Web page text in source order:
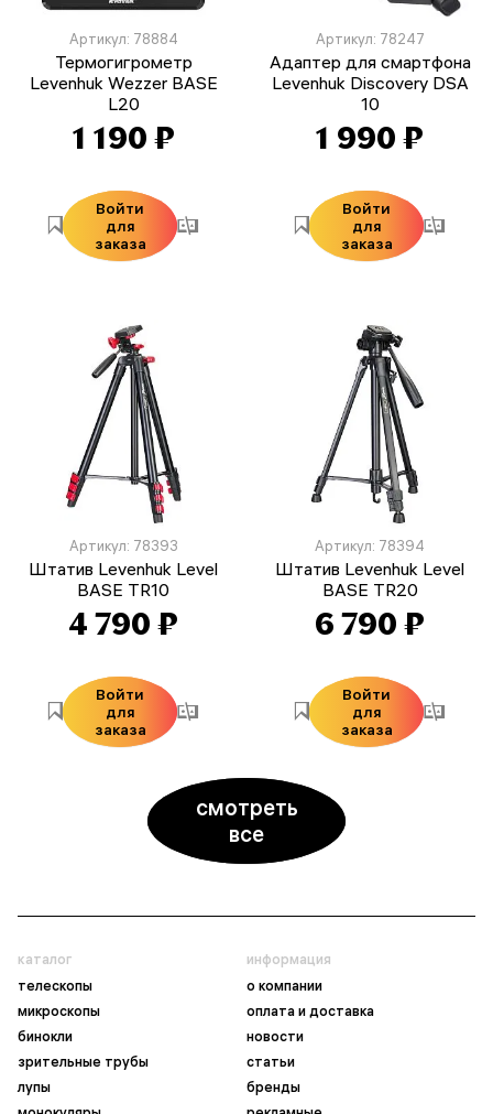
Артикул: 78884
Термогигрометр
Levenhuk Wezzer BASE
L20
1 190 ₽
Войти
для
заказа
Артикул: 78247
Адаптер для смартфона
Levenhuk Discovery DSA
10
1 990 ₽
Войти
для
заказа
Артикул: 78393
Штатив Levenhuk Level
BASE TR10
4 790 ₽
Войти
для
заказа
Артикул: 78394
Штатив Levenhuk Level
BASE TR20
6 790 ₽
Войти
для
заказа
смотреть
все
каталог
телескопы
микроскопы
бинокли
зрительные трубы
лупы
информация
о компании
оплата и доставка
новости
статьи
бренды